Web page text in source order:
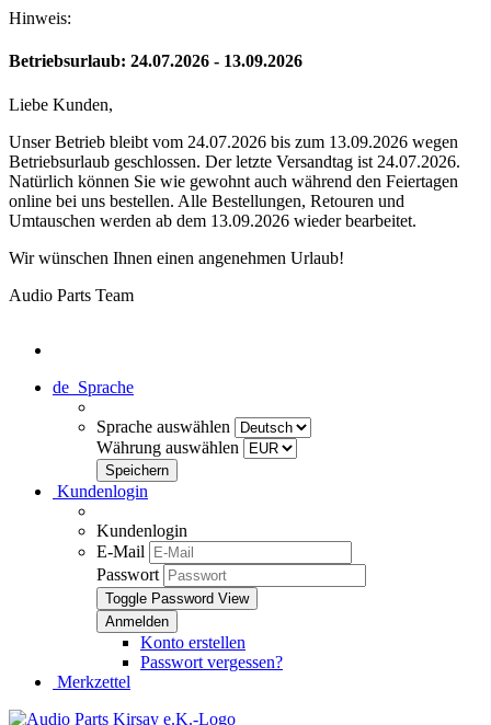
Hinweis:
Betriebsurlaub: 24.07.2026 - 13.09.2026
Liebe Kunden,
Unser Betrieb bleibt vom 24.07.2026 bis zum 13.09.2026 wegen
Betriebsurlaub geschlossen. Der letzte Versandtag ist 24.07.2026.
Natürlich können Sie wie gewohnt auch während den Feiertagen
online bei uns bestellen. Alle Bestellungen, Retouren und
Umtauschen werden ab dem 13.09.2026 wieder bearbeitet.
Wir wünschen Ihnen einen angenehmen Urlaub!
Audio Parts Team
de Sprache
Sprache auswählen
Währung auswählen
Kundenlogin
Kundenlogin
E-Mail
Passwort
Toggle Password View
Konto erstellen
Passwort vergessen?
Merkzettel